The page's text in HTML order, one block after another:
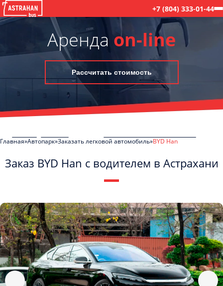
+7 (804) 333-01-44
Аренда on-line
Рассчитать стоимость
Главная Автопарк Заказать легковой автомобиль BYD Han
Заказ BYD Han с водителем в Астрахани
обработку моих Персональных данных